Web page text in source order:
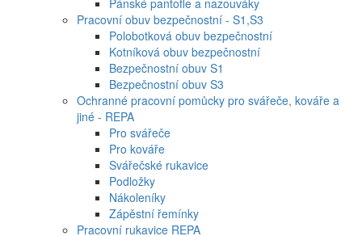
Pánské pantofle a nazouváky
Pracovní obuv bezpečnostní - S1,S3
Polobotková obuv bezpečnostní
Kotníková obuv bezpečnostní
Bezpečnostní obuv S1
Bezpečnostní obuv S3
Ochranné pracovní pomůcky pro svářeče, kováře a
jiné - REPA
Pro svářeče
Pro kováře
Svářečské rukavice
Podložky
Nákoleníky
Zápěstní řemínky
Pracovní rukavice REPA